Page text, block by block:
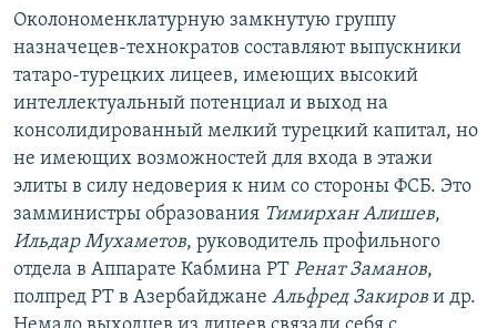
Околономенклатурную замкнутую группу
назначецев-технократов составляют выпускники
татаро-турецких лицеев, имеющих высокий
интеллектуальный потенциал и выход на
консолидированный мелкий турецкий капитал, но
не имеющих возможностей для входа в этажи
элиты в силу недоверия к ним со стороны ФСБ. Это
замминистры образования Тимирхан Алишев,
Ильдар Мухаметов, руководитель профильного
отдела в Аппарате Кабмина РТ Ренат Заманов,
полпред РТ в Азербайджане Альфред Закиров и др.